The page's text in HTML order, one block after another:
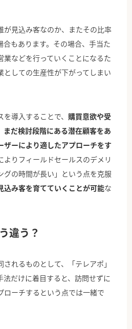
が見込み客なのか、またその比率
合もあります。その場合、手当た
業などを行っていくことになるた
としての生産性が下がってしまい
導入することで、 購買意欲や受
まだ検討段階にある潜在顧客をあ
ザーにより適したアプローチをす
よりフィールドセールスのデメリ
グの時間が長い」という点を克服
込み客を育てていくことが可能な
違う？
れるものとして、「テレアポ」
法だけに着目すると、訪問せずに
ローチするという点では一緒で